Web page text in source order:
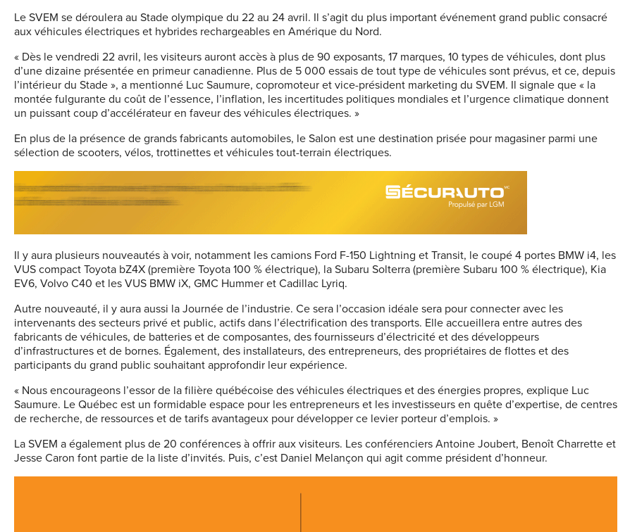
Le SVEM se déroulera au Stade olympique du 22 au 24 avril. Il s’agit du plus important événement grand public consacré
aux véhicules électriques et hybrides rechargeables en Amérique du Nord.
« Dès le vendredi 22 avril, les visiteurs auront accès à plus de 90 exposants, 17 marques, 10 types de véhicules, dont plus
d’une dizaine présentée en primeur canadienne. Plus de 5 000 essais de tout type de véhicules sont prévus, et ce, depuis
l’intérieur du Stade », a mentionné Luc Saumure, copromoteur et vice-président marketing du SVEM. Il signale que « la
montée fulgurante du coût de l’essence, l’inflation, les incertitudes politiques mondiales et l’urgence climatique donnent
un puissant coup d’accélérateur en faveur des véhicules électriques. »
En plus de la présence de grands fabricants automobiles, le Salon est une destination prisée pour magasiner parmi une
sélection de scooters, vélos, trottinettes et véhicules tout-terrain électriques.
Il y aura plusieurs nouveautés à voir, notamment les camions Ford F-150 Lightning et Transit, le coupé 4 portes BMW i4, les
VUS compact Toyota bZ4X (première Toyota 100 % électrique), la Subaru Solterra (première Subaru 100 % électrique), Kia
EV6, Volvo C40 et les VUS BMW iX, GMC Hummer et Cadillac Lyriq.
Autre nouveauté, il y aura aussi la Journée de l’industrie. Ce sera l’occasion idéale sera pour connecter avec les
intervenants des secteurs privé et public, actifs dans l’électrification des transports. Elle accueillera entre autres des
fabricants de véhicules, de batteries et de composantes, des fournisseurs d’électricité et des développeurs
d’infrastructures et de bornes. Également, des installateurs, des entrepreneurs, des propriétaires de flottes et des
participants du grand public souhaitant approfondir leur expérience.
« Nous encourageons l’essor de la filière québécoise des véhicules électriques et des énergies propres, explique Luc
Saumure. Le Québec est un formidable espace pour les entrepreneurs et les investisseurs en quête d’expertise, de centres
de recherche, de ressources et de tarifs avantageux pour développer ce levier porteur d’emplois. »
La SVEM a également plus de 20 conférences à offrir aux visiteurs. Les conférenciers Antoine Joubert, Benoît Charrette et
Jesse Caron font partie de la liste d’invités. Puis, c’est Daniel Melançon qui agit comme président d’honneur.